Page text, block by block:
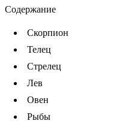
Содержание
Скорпион
Телец
Стрелец
Лев
Овен
Рыбы